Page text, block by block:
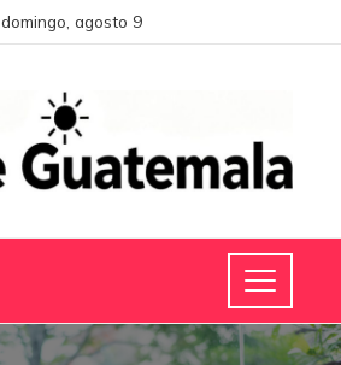
domingo, agosto 9